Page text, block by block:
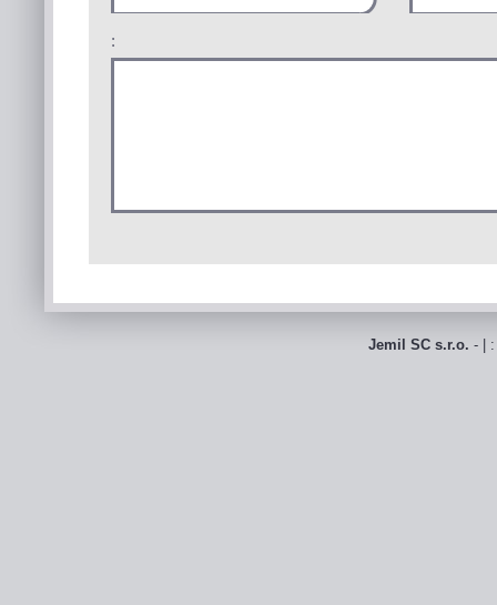
:
Jemil SC s.r.o. - |